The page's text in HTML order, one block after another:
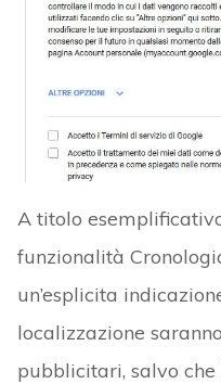
A titolo
funzionalità
un’esplicita
localizzazione
pubblicitari, salvo che